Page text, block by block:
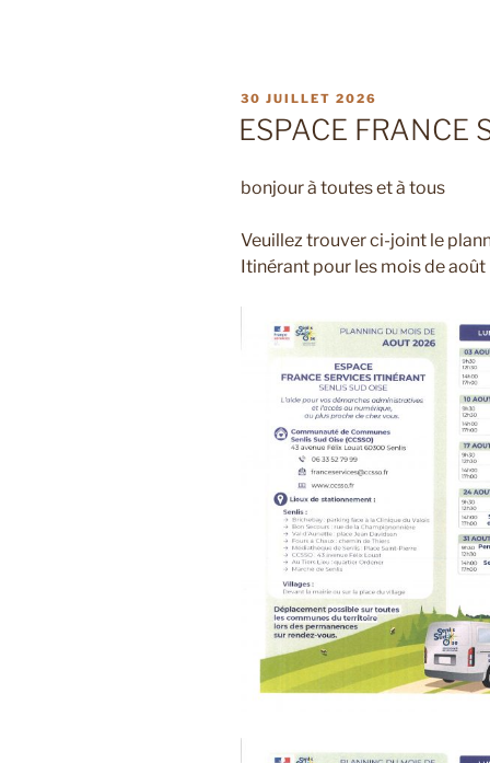
PUBLIÉ
LE
30 JUILLET 2026
ESPACE FRANCE
bonjour à toutes et à tous
Veuillez trouver ci-joint le
Itinérant pour les mois de